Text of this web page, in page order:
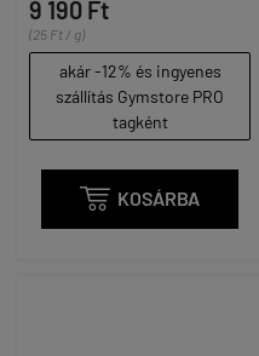
9 190 Ft
(25 Ft / g)
akár -12% és ingyenes
szállítás Gymstore PRO
tagként
 KOSÁRBA